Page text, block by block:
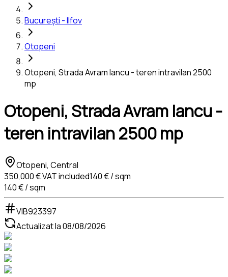
București - Ilfov
Otopeni
Otopeni, Strada Avram Iancu - teren intravilan 2500
mp
Otopeni, Strada Avram Iancu -
teren intravilan 2500 mp
Otopeni, Central
350,000 €VAT included140 € / sqm
140 € / sqm
VIB923397
Actualizat la08/08/2026